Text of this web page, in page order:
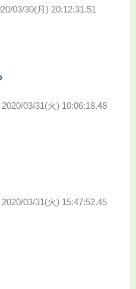
03/30(月) 20:12:31.51
2020/03/31(火) 10:06:18.48
2020/03/31(火) 15:47:52.45